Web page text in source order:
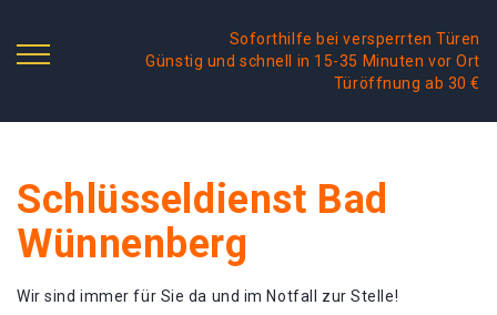
Soforthilfe bei versperrten Türen
Günstig und schnell in 15-35 Minuten vor Ort
Türöffnung ab 30 €
Schlüsseldienst Bad
Wünnenberg
Wir sind immer für Sie da und im Notfall zur Stelle!